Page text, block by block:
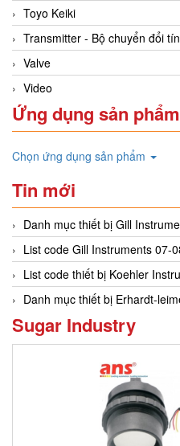
Toyo Keiki
Transmitter - Bộ chuyển đổi
Valve
Video
Ứng dụng sản phẩm
Chọn ứng dụng sản phẩm
Tin mới
Danh mục thiết bị Gill
List code Gill Instruments 07-
List code thiết bị Koehler
Danh mục thiết bị Erhardt-
Sugar Industry